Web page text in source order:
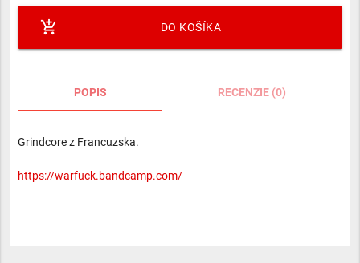
add_shopping_cart DO KOŠÍKA
POPIS RECENZIE (0)
Grindcore z Francuzska.
https://warfuck.bandcamp.com/